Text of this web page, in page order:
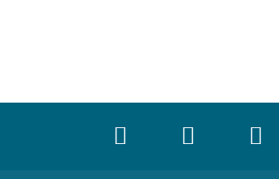
  